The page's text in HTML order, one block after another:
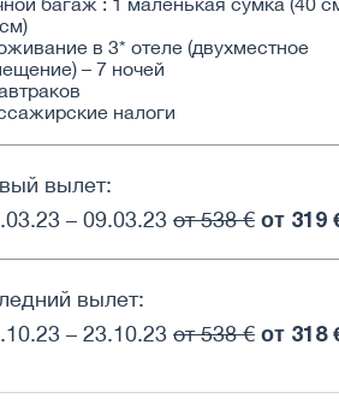
в 3* отеле (двухместное
– 7 ночей
налоги
вылет:
– 09.03.23 от 538 € от 319
вылет:
– 23.10.23 от 538 € от 318